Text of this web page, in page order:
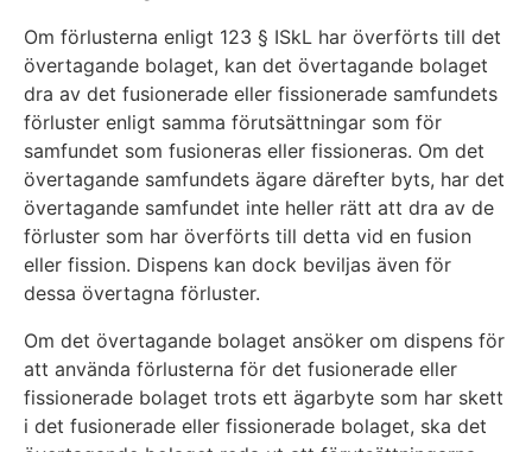
Om förlusterna enligt 123 § ISkL har överförts till det
övertagande bolaget, kan det övertagande bolaget
dra av det fusionerade eller fissionerade samfundets
förluster enligt samma förutsättningar som för
samfundet som fusioneras eller fissioneras. Om det
övertagande samfundets ägare därefter byts, har det
övertagande samfundet inte heller rätt att dra av de
förluster som har överförts till detta vid en fusion
eller fission. Dispens kan dock beviljas även för
dessa övertagna förluster.
Om det övertagande bolaget ansöker om dispens för
att använda förlusterna för det fusionerade eller
fissionerade bolaget trots ett ägarbyte som har skett
i det fusionerade eller fissionerade bolaget, ska det